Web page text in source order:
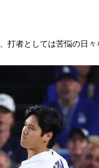
打者としては苦悩の日